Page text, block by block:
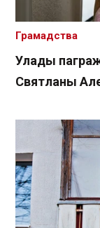
Улады
Святланы
Грамадства